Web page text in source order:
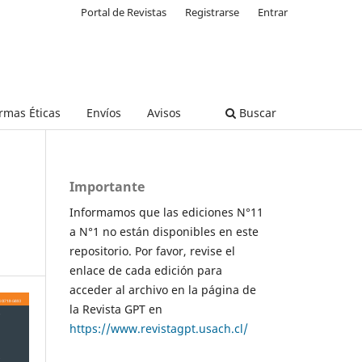
Éticas Envíos Avisos Buscar
Portal de Revistas Registrarse Entrar
Importante
Informamos que las ediciones N°11
a N°1 no están disponibles en este
repositorio. Por favor, revise el
enlace de cada edición para
acceder al archivo en la página de
la Revista GPT en
https://www.revistagpt.usach.cl/